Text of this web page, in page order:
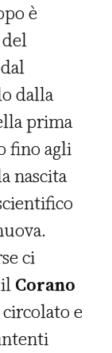
è
dalla
prima
fino agli
nascita
ci
Corano
e